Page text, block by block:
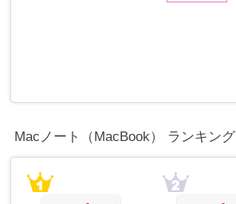
Macノート（MacBook） ランキング